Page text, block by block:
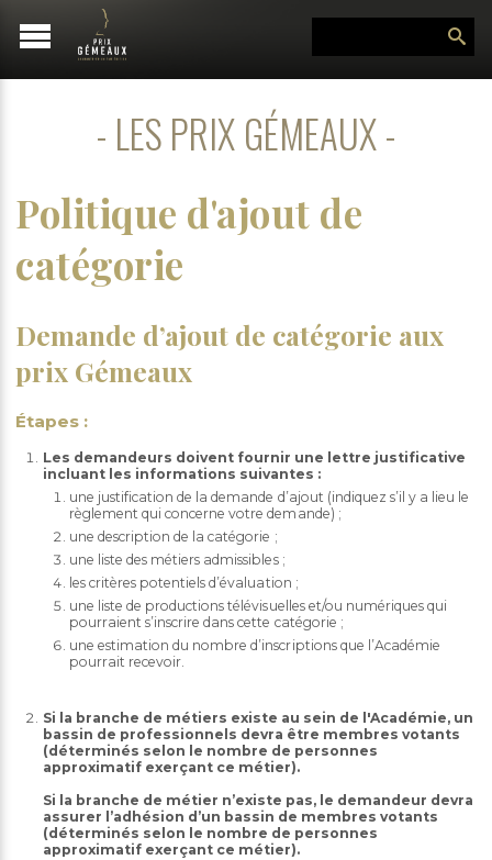
LES PRIX GÉMEAUX
Politique d'ajout de
catégorie
Demande d’ajout de catégorie aux
prix Gémeaux
Étapes :
Les demandeurs doivent fournir une lettre justificative
incluant les informations suivantes :
une justification de la demande d’ajout (indiquez s’il y a lieu le
règlement qui concerne votre demande) ;
une description de la catégorie ;
une liste des métiers admissibles ;
les critères potentiels d’évaluation ;
une liste de productions télévisuelles et/ou numériques qui
pourraient s’inscrire dans cette catégorie ;
une estimation du nombre d’inscriptions que l’Académie
pourrait recevoir.
Si la branche de métiers existe au sein de l'Académie, un
bassin de professionnels devra être membres votants
(déterminés selon le nombre de personnes
approximatif exerçant ce métier).
Si la branche de métier n’existe pas, le demandeur devra
assurer l’adhésion d’un bassin de membres votants
(déterminés selon le nombre de personnes
approximatif exerçant ce métier).